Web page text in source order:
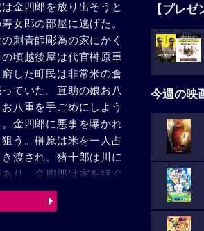
金四郎を放り出そうと
女郎の部屋に逃げた。
刺青師彫為の家にかく
頃越後屋は代官榊原重
した町民は非常米の倉
ていた。直助の娘お八
八重を手ごめにしよう
金四郎に悪事を曝かれ
う。榊原は米を一人占
渡され、猪十郎は川に
り、金四郎は家を継ぐ
送った。
【プレ
今週の映